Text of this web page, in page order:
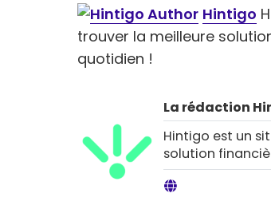
Hintigo
trouver la meilleure
quotidien !
La rédaction
Hintigo est un
solution